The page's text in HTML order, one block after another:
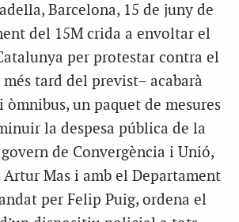
Barcelona, 15 de juny de
del 15M crida a envoltar el
per protestar contra el
tard del previst– acabarà
un paquet de mesures
la despesa pública de la
de Convergència i Unió,
Mas i amb el Departament
per Felip Puig, ordena el